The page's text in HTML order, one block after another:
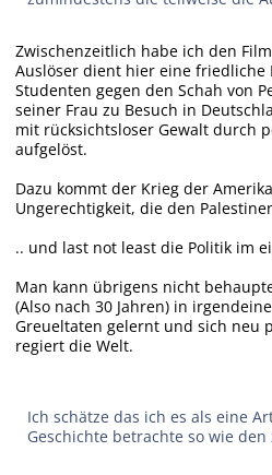
Zwischenzeitlich habe ich den
Auslöser dient hier eine friedliche
Studenten gegen den Schah von
seiner Frau zu Besuch in
mit rücksichtsloser Gewalt durch
aufgelöst.
Dazu kommt der Krieg der
Ungerechtigkeit, die den
.. und last not least die Politik im
Man kann übrigens nicht
(Also nach 30 Jahren) in
Greueltaten gelernt und sich neu
regiert die Welt.
Ich schätze das ich es als eine
Geschichte betrachte so wie